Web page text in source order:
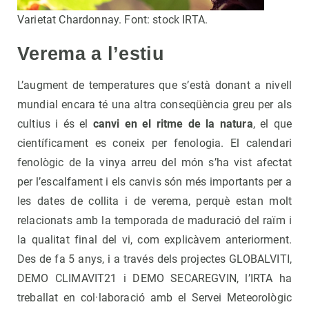
Varietat Chardonnay. Font: stock IRTA.
Verema a l’estiu
L’augment de temperatures que s’està donant a nivell
mundial encara té una altra conseqüència greu per als
cultius i és el canvi en el ritme de la natura, el que
científicament es coneix per fenologia. El calendari
fenològic de la vinya arreu del món s’ha vist afectat
per l’escalfament i els canvis són més importants per a
les dates de collita i de verema, perquè estan molt
relacionats amb la temporada de maduració del raïm i
la qualitat final del vi, com explicàvem anteriorment.
Des de fa 5 anys, i a través dels projectes GLOBALVITI,
DEMO CLIMAVIT21 i DEMO SECAREGVIN, l’IRTA ha
treballat en col·laboració amb el Servei Meteorològic